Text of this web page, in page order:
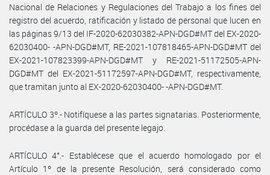
Nacional de Relaciones y Regulaciones del Trabajo a los fines del
registro del acuerdo, ratificación y listado de personal que lucen en
las páginas 9/13 del IF-2020-62030382-APN-DGD#MT del EX-2020-
62030400- -APN-DGD#MT, RE-2021-107818465-APN-DGD#MT del
EX-2021-107823399-APN-DGD#MT y RE-2021-51172505-APN-
DGD#MT del EX-2021-51172597-APN-DGD#MT, respectivamente,
que tramitan junto al EX-2020-62030400- -APN-DGD#MT.
ARTÍCULO 3º.- Notifíquese a las partes signatarias. Posteriormente,
procédase a la guarda del presente legajo.
ARTÍCULO 4°.- Establécese que el acuerdo homologado por el
Artículo 1º de la presente Resolución, será considerado como